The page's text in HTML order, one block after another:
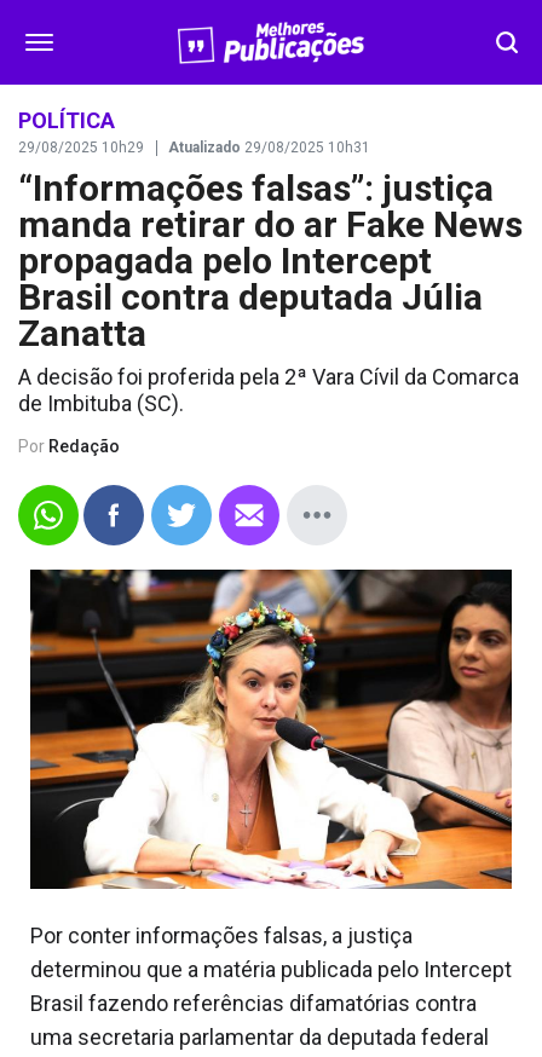
DESTAQUES
VÍDEOS
OPINIÃO
CONTATO
POLÍTICA
29/08/2025 10h29 Atualizado 29/08/2025 10h31
“Informações falsas”: justiça
manda retirar do ar Fake News
propagada pelo Intercept
Brasil contra deputada Júlia
Zanatta
A decisão foi proferida pela 2ª Vara Cívil da Comarca
de Imbituba (SC).
Por Redação
Por conter informações falsas, a justiça
determinou que a matéria publicada pelo Intercept
Brasil fazendo referências difamatórias contra
uma secretaria parlamentar da deputada federal